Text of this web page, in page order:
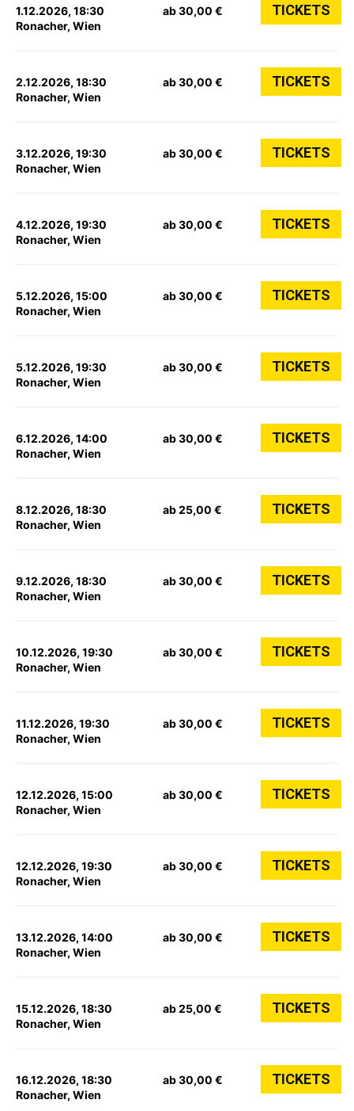
1.12.2026, 18:30
Ronacher, Wien
ab 30,00 € TICKETS
2.12.2026, 18:30
Ronacher, Wien
ab 30,00 € TICKETS
3.12.2026, 19:30
Ronacher, Wien
ab 30,00 € TICKETS
4.12.2026, 19:30
Ronacher, Wien
ab 30,00 € TICKETS
5.12.2026, 15:00
Ronacher, Wien
ab 30,00 € TICKETS
5.12.2026, 19:30
Ronacher, Wien
ab 30,00 € TICKETS
6.12.2026, 14:00
Ronacher, Wien
ab 30,00 € TICKETS
8.12.2026, 18:30
Ronacher, Wien
ab 25,00 € TICKETS
9.12.2026, 18:30
Ronacher, Wien
ab 30,00 € TICKETS
10.12.2026, 19:30
Ronacher, Wien
ab 30,00 € TICKETS
11.12.2026, 19:30
Ronacher, Wien
ab 30,00 € TICKETS
12.12.2026, 15:00
Ronacher, Wien
ab 30,00 € TICKETS
12.12.2026, 19:30
Ronacher, Wien
ab 30,00 € TICKETS
13.12.2026, 14:00
Ronacher, Wien
ab 30,00 € TICKETS
15.12.2026, 18:30
Ronacher, Wien
ab 25,00 € TICKETS
16.12.2026, 18:30
Ronacher, Wien
ab 30,00 € TICKETS